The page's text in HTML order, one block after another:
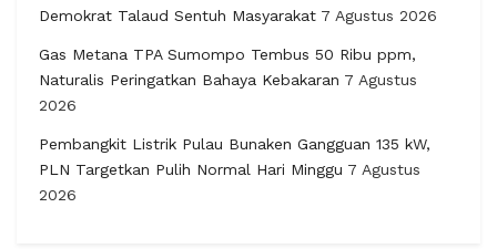
Demokrat Talaud Sentuh Masyarakat 7 Agustus 2026
Gas Metana TPA Sumompo Tembus 50 Ribu ppm,
Naturalis Peringatkan Bahaya Kebakaran 7 Agustus
2026
Pembangkit Listrik Pulau Bunaken Gangguan 135 kW,
PLN Targetkan Pulih Normal Hari Minggu 7 Agustus
2026